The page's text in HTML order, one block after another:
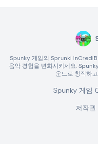
Spunky 게임의 Sprunki
음악 경험을 변화시키세요.
운드로 창작하
Spunky 게임
저작